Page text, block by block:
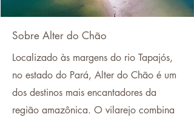
Sobre Alter do Chão
Localizado às margens do rio Tapajós,
no estado do Pará, Alter do Chão é um
dos destinos mais encantadores da
região amazônica. O vilarejo combina